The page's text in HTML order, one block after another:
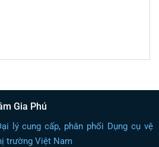
Gia Phú
lý cung cấp, phân phối Dụng cụ vệ
trường Việt Nam